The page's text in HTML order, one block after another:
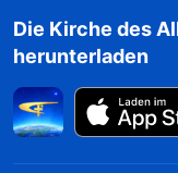
Die Kirche des
herunterladen